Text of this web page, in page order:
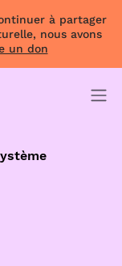
à partager
nous avons
un don